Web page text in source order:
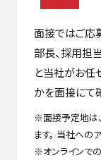
面接ではご応
部長、採用担
と当社がお任
かを面接にて
※面接予定地は
ます。 当社への
※オンラインで